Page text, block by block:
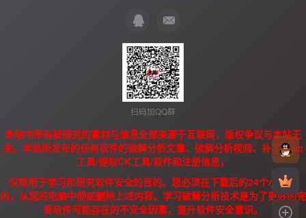
扫码加QQ群
本站中所有被研究的素材与信息全部来源于互联网，版权争议与本站无
关。本站所发布的任何软件的破解分析文章、破解分析视频、补丁、/zc
工具/提取CK工具/软件和注册信息，
仅限用于学习和研究软件安全的目的。您必须在下载后的24个小时之
内，从您的电脑中彻底删除上述内容。学习破解分析技术是为了更好的完
善软件可能存在的不安全因素，提升软件安全意识。